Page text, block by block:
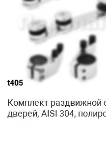
t405
Комплект раздвижной
дверей, AISI 304,